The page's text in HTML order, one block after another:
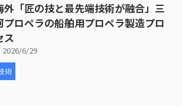
外「匠の技と最先端技術が融合」三
プロペラの船舶用プロペラ製造プロ
ス
2026/6/29
術